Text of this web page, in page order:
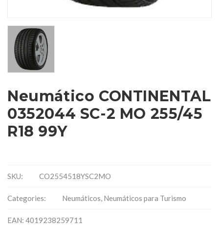
Neumático CONTINENTAL
0352044 SC-2 MO 255/45
R18 99Y
SKU: CO2554518YSC2MO
Categories: Neumáticos, Neumáticos para Turismo
EAN: 4019238259711